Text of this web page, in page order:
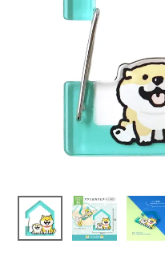
一期一会
オンラインストア＆催事限定
アクリルカラビナ しばんばん
（税込）
モチーフから探す